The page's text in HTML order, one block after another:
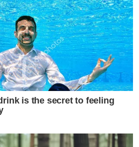
is the secret to feeling